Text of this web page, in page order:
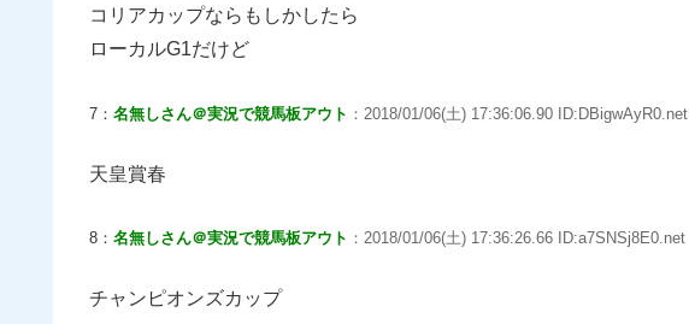
コリアカップならもしかしたら
ローカルG1だけど
7： 名無しさん＠実況で競馬板アウト ：2018/01/06(土) 17:36:06.90 ID:DBigwAyR0.net
天皇賞春
8： 名無しさん＠実況で競馬板アウト ：2018/01/06(土) 17:36:26.66 ID:a7SNSj8E0.net
チャンピオンズカップ